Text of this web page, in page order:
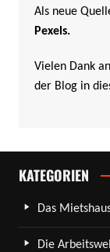
Als neue
Pexels.
Vielen Dank
der Blog in
KATEGORIEN
Das
Die